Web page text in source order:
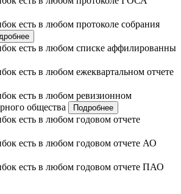
есть в любом протоколе собрания
есть в любом списке аффилированны
есть в любом ежеквартальном отчете
есть в любом ревизионном
общества
Подробнее
есть в любом годовом отчете
есть в любом годовом отчете АО
есть в любом годовом отчете ПАО